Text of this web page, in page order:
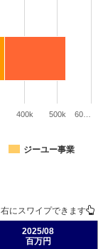
ジーユー事業
400k 500k 60…
右にスワイプできます
2025/08
百万円